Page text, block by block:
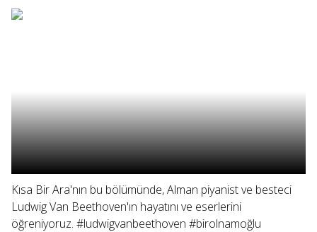
Kısa Bir Ara'nın bu bölümünde, Alman piyanist ve besteci
Ludwig Van Beethoven'ın hayatını ve eserlerini
öğreniyoruz. #ludwigvanbeethoven #birolnamoğlu